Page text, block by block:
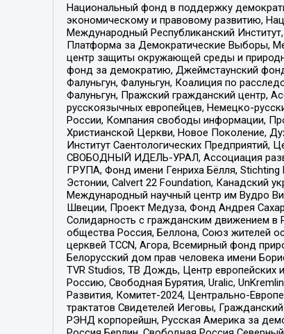
Национальный фонд в поддержку
экономическому и правовому развитию,
Международный Республиканский
Платформа за Демократические Выборы,
центр защиты окружающей среды и
фонд за демократию, Джеймстаунский
Фалуньгун, Фалуньгун, Коалиция по
Фалуньгун, Пражский гражданский центр,
русскоязычных европейцев, Немецко-
России, Компания свободы информации,
Христианской Церкви, Новое Поколение,
Институт Саентологических Предприятий,
СВОБОДНЫЙ ИДЕЛЬ-УРАЛ, Ассоциация
ГРУПА, Фонд имени Генриха Бёлля, Stichting
Эстонии, Calvert 22 Foundation, Канадский
Международный научный центр им Вудро
Швеции, Проект Медуза, Фонд Андрея
Солидарность с гражданским движением в
общества Россия, Беллона, Союз жителей
церквей TCCN, Агора, Всемирный фонд
Белорусский дом прав человека имени
TVR Studios, ТВ Дождь, Центр европейских
Россию, Свободная Бурятия, Uralic,
Развития, Комитет-2024, Центрально-
трактатов Свидетелей Иеговы,
РЭНД корпорейшн, Русская Америка за